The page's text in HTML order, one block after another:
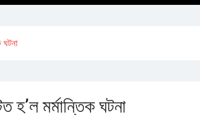
ঘটনা
হ’ল মৰ্মান্তিক ঘটনা